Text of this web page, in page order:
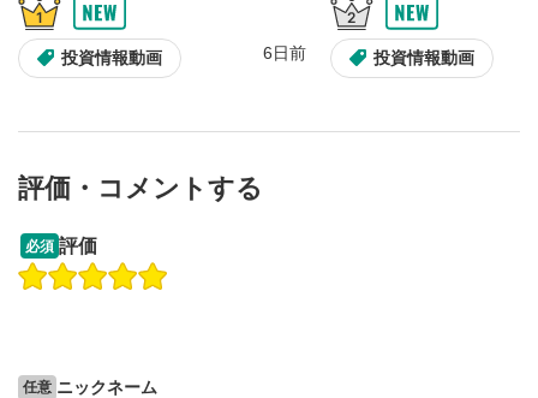
スライダーを上下すると音量が調整できます。
8
全画面表示
投資情報動画 6日前 投資情報動画
操作説明動画
評価・コメントする
必須 評価
任意 ニックネーム